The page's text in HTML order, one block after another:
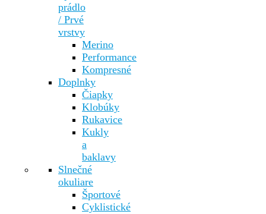
prádlo
/ Prvé
vrstvy
Merino
Performance
Kompresné
Doplnky
Čiapky
Klobúky
Rukavice
Kukly
a
baklavy
Slnečné
okuliare
Športové
Cyklistické